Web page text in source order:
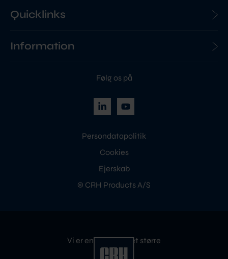
Quicklinks
Information
Følg os på
Persondatapolitik
Cookies
Ejerskab
© CRH Products A/S
Vi er en del af noget større